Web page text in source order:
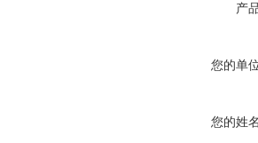
产
您的单
您的姓